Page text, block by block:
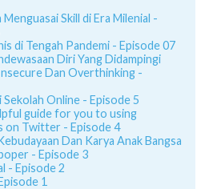
Skill di Era Milenial -
di Tengah Pandemi - Episode 07
Diri Yang Didampingi
Dan Overthinking -
Sekolah Online - Episode 5
guide for you to using
on Twitter - Episode 4
Dan Karya Anak Bangsa
- Episode 3
- Episode 2
1